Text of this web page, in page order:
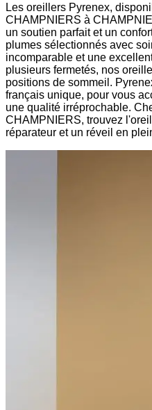
Les oreillers Pyrenex,
CHAMPNIERS à
un soutien parfait et un
plumes sélectionnés avec
incomparable et une
plusieurs fermetés, nos
positions de sommeil.
français unique, pour vous
une qualité irréprochable.
CHAMPNIERS, trouvez
réparateur et un réveil en